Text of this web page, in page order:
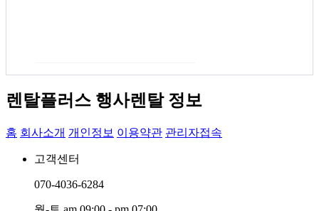
렌탈플러스 행사렌탈 정보
홈 회사소개 개인정보 이용약관 관리자접속
고객센터
070-4036-6284